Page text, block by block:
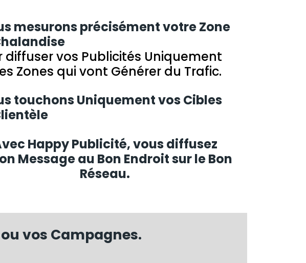
mesurons précisément votre Zone
diffuser vos Publicités Uniquement
Zones qui vont Générer du Trafic.
touchons Uniquement vos Cibles
Happy Publicité, vous diffusez
Message au Bon Endroit sur le Bon
Réseau.
vos Campagnes.